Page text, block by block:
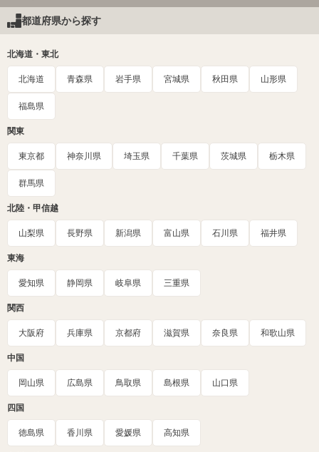
都道府県から探す
北海道・東北
北海道 青森県 岩手県 宮城県 秋田県 山形県
福島県
関東
東京都 神奈川県 埼玉県 千葉県 茨城県 栃木県
群馬県
北陸・甲信越
山梨県 長野県 新潟県 富山県 石川県 福井県
東海
愛知県 静岡県 岐阜県 三重県
関西
大阪府 兵庫県 京都府 滋賀県 奈良県 和歌山県
中国
岡山県 広島県 鳥取県 島根県 山口県
四国
徳島県 香川県 愛媛県 高知県